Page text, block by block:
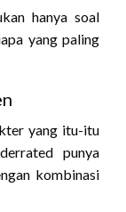
hanya soal
yang paling
yang itu-itu
punya
kombinasi